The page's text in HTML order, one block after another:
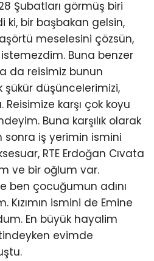
Şubatları görmüş biri
ki, bir başbakan gelsin,
meselesini çözsün,
Buna benzer
da reisimiz bunun
şükür düşüncelerimizi,
karşı çok koyu
Buna karşılık olarak
sonra iş yerimin ismini
RTE Erdoğan Cıvata
ve bir oğlum var.
ben çocuğumun adını
Kızımın ismini de Emine
En büyük hayalim
evimde